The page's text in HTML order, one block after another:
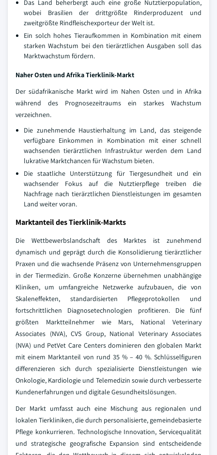
Das Land beherbergt auch eine große Nutztierpopulation,
wobei Brasilien der drittgrößte Rinderproduzent und
zweitgrößte Rindfleischexporteur der Welt ist.
Ein solch hohes Tieraufkommen in Kombination mit einem
starken Wachstum bei den tierärztlichen Ausgaben soll das
Marktwachstum fördern.
Naher Osten und AfrikaTierklinik-Markt
Der südafrikanische Markt wird im Nahen Osten und in Afrika
während des Prognosezeitraums ein starkes Wachstum
verzeichnen.
Die zunehmende Haustierhaltung im Land, das steigende
verfügbare Einkommen in Kombination mit einer schnell
wachsenden tierärztlichen Infrastruktur werden dem Land
lukrative Marktchancen für Wachstum bieten.
Die staatliche Unterstützung für Tiergesundheit und ein
wachsender Fokus auf die Nutztierpflege treiben die
Nachfrage nach tierärztlichen Dienstleistungen im gesamten
Land weiter voran.
Marktanteil des Tierklinik-Markts
Die Wettbewerbslandschaft des Marktes ist zunehmend
dynamisch und geprägt durch die Konsolidierung tierärztlicher
Praxen und die wachsende Präsenz von Unternehmensgruppen
in der Tiermedizin. Große Konzerne übernehmen unabhängige
Kliniken, um umfangreiche Netzwerke aufzubauen, die von
Skaleneffekten, standardisierten Pflegeprotokollen und
fortschrittlichen Diagnosetechnologien profitieren. Die fünf
größten Marktteilnehmer wie Mars, National Veterinary
Associates (NVA), CVS Group, National Veterinary Associates
(NVA) und PetVet Care Centers dominieren den globalen Markt
mit einem Marktanteil von rund 35 % – 40 %. Schlüsselfiguren
differenzieren sich durch spezialisierte Dienstleistungen wie
Onkologie, Kardiologie und Telemedizin sowie durch verbesserte
Kundenerfahrungen und digitale Gesundheitslösungen.
Der Markt umfasst auch eine Mischung aus regionalen und
lokalen Tierkliniken, die durch personalisierte, gemeindebasierte
Pflege konkurrieren. Technologische Innovation, Servicequalität
und strategische geografische Expansion sind entscheidende